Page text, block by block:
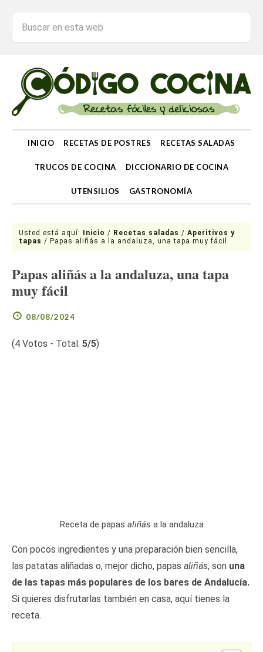
INICIO RECETAS DE POSTRES RECETAS SALADAS
TRUCOS DE COCINA DICCIONARIO DE COCINA
UTENSILIOS GASTRONOMÍA
Usted está aquí: Inicio / Recetas saladas / Aperitivos y
tapas / Papas aliñás a la andaluza, una tapa muy fácil
Papas aliñás a la andaluza, una tapa
muy fácil
08/08/2024
(4 Votos - Total: 5/5)
Receta de papas aliñás a la andaluza
Con pocos ingredientes y una preparación bien sencilla,
las patatas aliñadas o, mejor dicho, papas aliñás, son una
de las tapas más populares de los bares de Andalucía.
Si quieres disfrutarlas también en casa, aquí tienes la
receta.